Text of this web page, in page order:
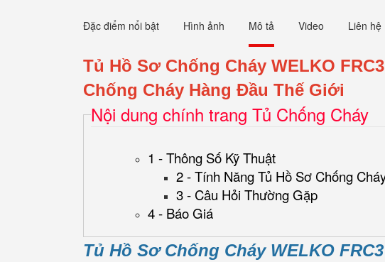
Đặc điểm nổi bật Hình ảnh Mô tả Video Liên hệ
Tủ Hồ Sơ Chống Cháy WELKO
Chống Cháy Hàng Đầu Thế Giới
Nội dung chính trang Tủ Chống Cháy
1 - Thông Số Kỹ Thuật
2 - Tính Năng Tủ Hồ Sơ Chống
3 - Câu Hỏi Thường Gặp
4 - Báo Giá
Tủ Hồ Sơ Chống Cháy WELKO